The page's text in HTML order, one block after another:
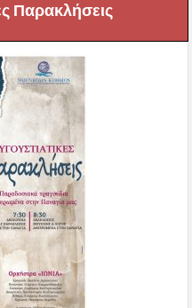
Παρακλήσεις